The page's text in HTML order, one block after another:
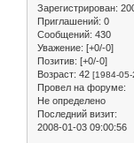
Зарегистрирован:
Приглашений: 0
Сообщений: 430
Уважение: [+0/-0]
Позитив: [+0/-0]
Возраст: 42 [1984-05-
Провел на форуме:
Не определено
Последний визит:
2008-01-03 09:00:56